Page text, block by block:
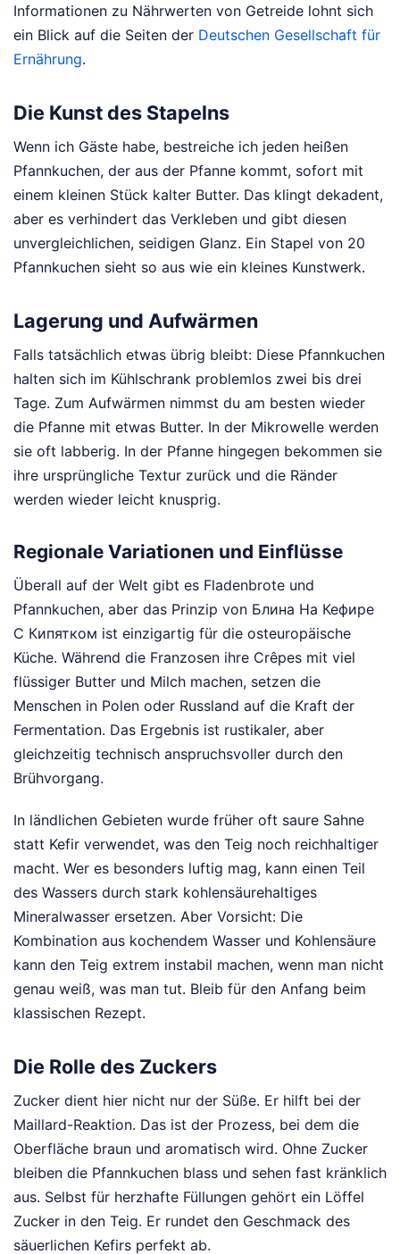
Informationen zu Nährwerten von Getreide lohnt sich
ein Blick auf die Seiten der Deutschen Gesellschaft für
Ernährung.
Die Kunst des Stapelns
Wenn ich Gäste habe, bestreiche ich jeden heißen
Pfannkuchen, der aus der Pfanne kommt, sofort mit
einem kleinen Stück kalter Butter. Das klingt dekadent,
aber es verhindert das Verkleben und gibt diesen
unvergleichlichen, seidigen Glanz. Ein Stapel von 20
Pfannkuchen sieht so aus wie ein kleines Kunstwerk.
Lagerung und Aufwärmen
Falls tatsächlich etwas übrig bleibt: Diese Pfannkuchen
halten sich im Kühlschrank problemlos zwei bis drei
Tage. Zum Aufwärmen nimmst du am besten wieder
die Pfanne mit etwas Butter. In der Mikrowelle werden
sie oft labberig. In der Pfanne hingegen bekommen sie
ihre ursprüngliche Textur zurück und die Ränder
werden wieder leicht knusprig.
Regionale Variationen und Einflüsse
Überall auf der Welt gibt es Fladenbrote und
Pfannkuchen, aber das Prinzip von Блина На Кефире
С Кипятком ist einzigartig für die osteuropäische
Küche. Während die Franzosen ihre Crêpes mit viel
flüssiger Butter und Milch machen, setzen die
Menschen in Polen oder Russland auf die Kraft der
Fermentation. Das Ergebnis ist rustikaler, aber
gleichzeitig technisch anspruchsvoller durch den
Brühvorgang.
In ländlichen Gebieten wurde früher oft saure Sahne
statt Kefir verwendet, was den Teig noch reichhaltiger
macht. Wer es besonders luftig mag, kann einen Teil
des Wassers durch stark kohlensäurehaltiges
Mineralwasser ersetzen. Aber Vorsicht: Die
Kombination aus kochendem Wasser und Kohlensäure
kann den Teig extrem instabil machen, wenn man nicht
genau weiß, was man tut. Bleib für den Anfang beim
klassischen Rezept.
Die Rolle des Zuckers
Zucker dient hier nicht nur der Süße. Er hilft bei der
Maillard-Reaktion. Das ist der Prozess, bei dem die
Oberfläche braun und aromatisch wird. Ohne Zucker
bleiben die Pfannkuchen blass und sehen fast kränklich
aus. Selbst für herzhafte Füllungen gehört ein Löffel
Zucker in den Teig. Er rundet den Geschmack des
säuerlichen Kefirs perfekt ab.